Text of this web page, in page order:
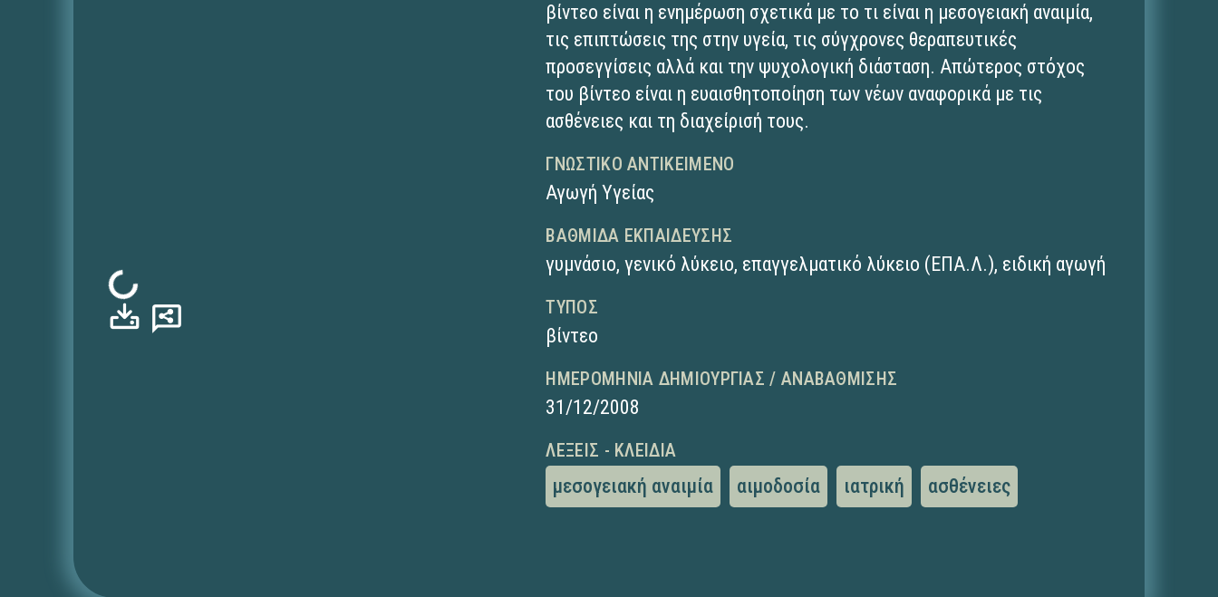
Φόρτωση...
βίντεο είναι η ενημέρωση σχετικά με το τι είναι η μεσογειακή αναιμία,
τις επιπτώσεις της στην υγεία, τις σύγχρονες θεραπευτικές
προσεγγίσεις αλλά και την ψυχολογική διάσταση. Απώτερος στόχος
του βίντεο είναι η ευαισθητοποίηση των νέων αναφορικά με τις
ασθένειες και τη διαχείρισή τους.
ΓΝΩΣΤΙΚΌ ΑΝΤΙΚΕΊΜΕΝΟ
Αγωγή Υγείας
ΒΑΘΜΊΔΑ ΕΚΠΑΊΔΕΥΣΗΣ
γυμνάσιο,γενικό λύκειο, επαγγελματικό λύκειο (ΕΠΑ.Λ.), ειδική αγωγή
ΤΎΠΟΣ
βίντεο
ΗΜΕΡΟΜΗΝΊΑ ΔΗΜΙΟΥΡΓΊΑΣ / ΑΝΑΒΆΘΜΙΣΗΣ
31/12/2008
ΛΈΞΕΙΣ - ΚΛΕΙΔΙΆ
μεσογειακή αναιμία αιμοδοσία ιατρική ασθένειες